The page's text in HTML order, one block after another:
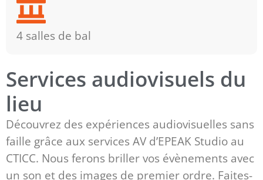
4 salles de bal
Services audiovisuels du
lieu
Découvrez des expériences audiovisuelles sans
faille grâce aux services AV d’EPEAK Studio au
CTICC. Nous ferons briller vos évènements avec
un son et des images de premier ordre. Faites-